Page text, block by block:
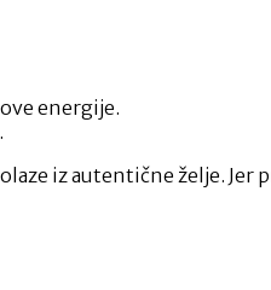
energije.
iz autentične želje.